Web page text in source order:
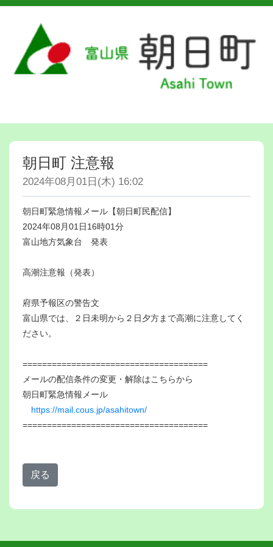
朝日町 注意報
2024年08月01日(木) 16:02
朝日町緊急情報メール【朝日町民配信】
2024年08月01日16時01分
富山地方気象台 発表
高潮注意報（発表）
府県予報区の警告文
富山県では、２日未明から２日夕方まで高潮に注意してく
ださい。
======================================
メールの配信条件の変更・解除はこちらから
朝日町緊急情報メール
https://mail.cous.jp/asahitown/
======================================
戻る